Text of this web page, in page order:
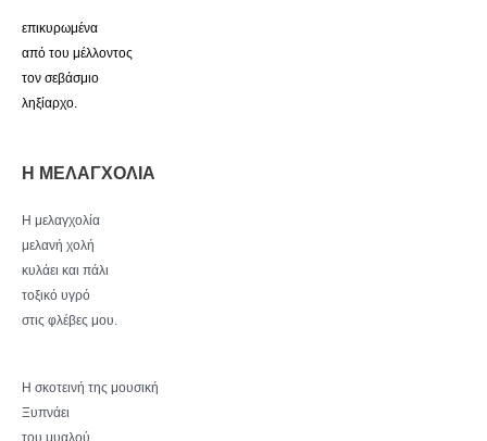
επικυρωμένα
από του μέλλοντος
τον σεβάσμιο
ληξίαρχο.
Η ΜΕΛΑΓΧΟΛΙΑ
Η μελαγχολία
μελανή χολή
κυλάει και πάλι
τοξικό υγρό
στις φλέβες μου.
Η σκοτεινή της μουσική
Ξυπνάει
του μυαλού